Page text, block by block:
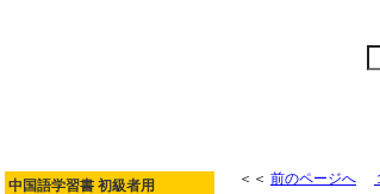
中国語学習書 初級者用 ＜＜ 前のページへ